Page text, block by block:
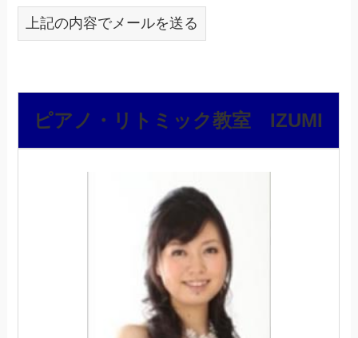
上記の内容でメールを送る
ピアノ・リトミック教室 IZUMI